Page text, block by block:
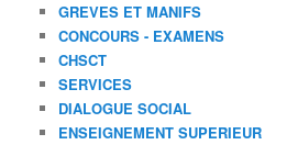
GREVES ET MANIFS
CONCOURS - EXAMENS
CHSCT
SERVICES
DIALOGUE SOCIAL
ENSEIGNEMENT SUPERIEUR